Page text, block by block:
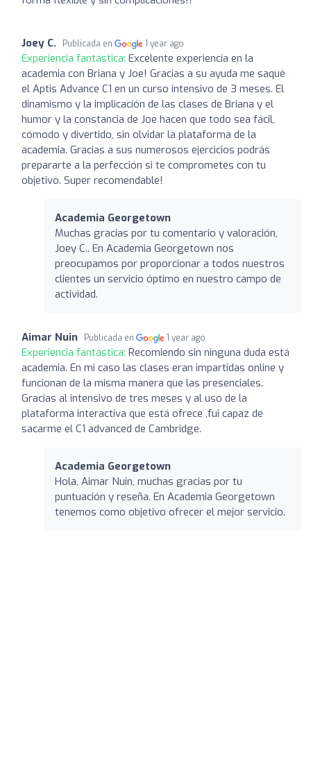
Joey C. Publicada en 1 year ago
Experiencia fantástica: Excelente experiencia en la
academia con Briana y Joe! Gracias a su ayuda me saqué
el Aptis Advance C1 en un curso intensivo de 3 meses. El
dinamismo y la implicación de las clases de Briana y el
humor y la constancia de Joe hacen que todo sea fácil,
cómodo y divertido, sin olvidar la plataforma de la
academia. Gracias a sus numerosos ejercicios podrás
prepararte a la perfección si te comprometes con tu
objetivo. Super recomendable!
Academia Georgetown
Muchas gracias por tu comentario y valoración,
Joey C.. En Academia Georgetown nos
preocupamos por proporcionar a todos nuestros
clientes un servicio óptimo en nuestro campo de
actividad.
Aimar Nuin Publicada en 1 year ago
Experiencia fantástica: Recomiendo sin ninguna duda está
academia. En mi caso las clases eran impartidas online y
funcionan de la misma manera que las presenciales.
Gracias al intensivo de tres meses y al uso de la
plataforma interactiva que está ofrece ,fui capaz de
sacarme el C1 advanced de Cambridge.
Academia Georgetown
Hola, Aimar Nuin, muchas gracias por tu
puntuación y reseña. En Academia Georgetown
tenemos como objetivo ofrecer el mejor servicio.